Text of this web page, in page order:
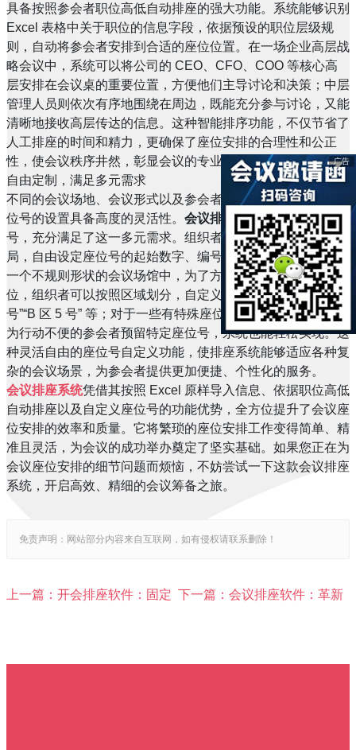
广告
具备按照参会者职位高低自动排座的强大功能。系统能够识别
Excel 表格中关于职位的信息字段，依据预设的职位层级规
则，自动将参会者安排到合适的座位位置。在一场企业高层战
略会议中，系统可以将公司的 CEO、CFO、COO 等核心高
层安排在会议桌的重要位置，方便他们主导讨论和决策；中层
管理人员则依次有序地围绕在周边，既能充分参与讨论，又能
清晰地接收高层传达的信息。这种智能排序功能，不仅节省了
人工排座的时间和精力，更确保了座位安排的合理性和公正
性，使会议秩序井然，彰显会议的专业性和权威性。
自由定制，满足多元需求
不同的会议场地、会议形式以及参会者的特殊需求，都要求座
位号的设置具备高度的灵活性。 会议排座系统允许自定义座位
号，充分满足了这一多元需求。组织者可以根据会议场地的布
局，自由设定座位号的起始数字、编号规则以及编号方式。在
一个不规则形状的会议场馆中，为了方便参会者快速找到座
位，组织者可以按照区域划分，自定义座位号，如 “A 区 1
号”“B 区 5 号” 等；对于一些有特殊座位安排需求的会议，如
为行动不便的参会者预留特定座位号，系统也能轻松实现。这
种灵活自由的座位号自定义功能，使排座系统能够适应各种复
杂的会议场景，为参会者提供更加便捷、个性化的服务。
会议排座系统凭借其按照 Excel 原样导入信息、依据职位高低
自动排座以及自定义座位号的功能优势，全方位提升了会议座
位安排的效率和质量。它将繁琐的座位安排工作变得简单、精
准且灵活，为会议的成功举办奠定了坚实基础。如果您正在为
会议座位安排的细节问题而烦恼，不妨尝试一下这款会议排座
系统，开启高效、精细的会议筹备之旅。
免责声明：网站部分内容来自互联网，如有侵权请联系删除！
上一篇：开会排座软件：固定 下一篇：会议排座软件：革新